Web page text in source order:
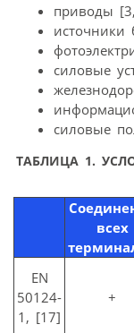
приводы
источники
силовые
силовые
ТАБЛИЦА 1.
всех
EN
50124-
1, [17]
+